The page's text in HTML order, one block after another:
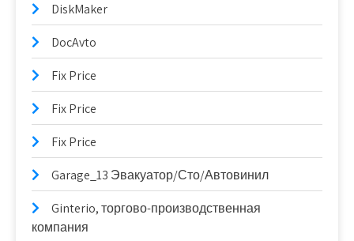
DiskMaker
DocAvto
Fix Price
Fix Price
Fix Price
Garage_13 Эвакуатор/Сто/Автовинил
Ginterio, торгово-производственная
компания